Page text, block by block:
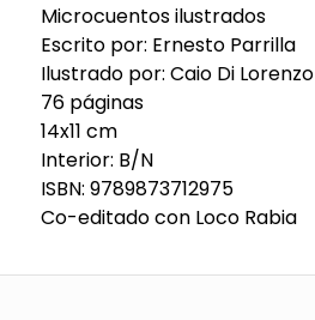
Microcuentos ilustrados
Escrito por: Ernesto Parrilla
Ilustrado por: Caio Di Lorenzo
76 páginas
14x11 cm
Interior: B/N
ISBN: 9789873712975
Co-editado con Loco Rabia